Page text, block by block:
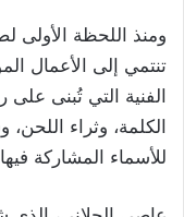
ومنذ اللحظة الأولى
تنتمي إلى الأعمال
الفنية التي تُبنى
الكلمة، وثراء
للأسماء المشاركة